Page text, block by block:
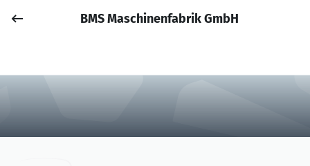
Anmelden
BMS Maschinenfabrik GmbH